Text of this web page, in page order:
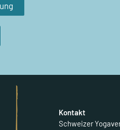
Kontakt
Schweizer